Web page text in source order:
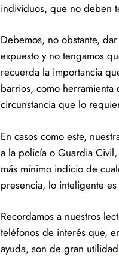
individuos, que no deben
Debemos, no obstante,
expuesto y no tengamos
recuerda la importancia
barrios, como
circunstancia que lo
En casos como este,
a la policía o Guardia
más mínimo indicio de
presencia, lo inteligente
Recordamos a nuestros
teléfonos de interés que,
ayuda, son de gran